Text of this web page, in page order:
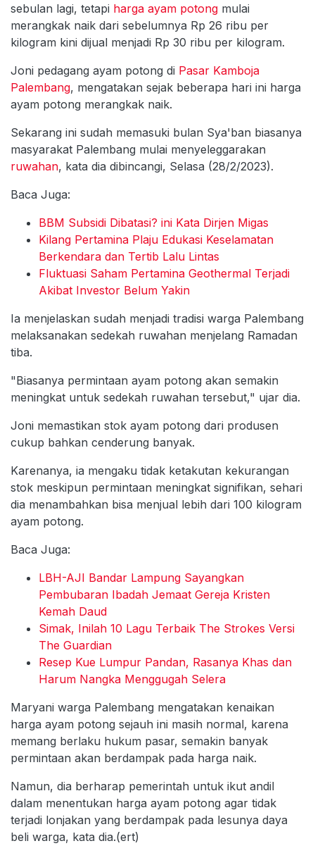
sebulan lagi, tetapi harga ayam potong mulai
merangkak naik dari sebelumnya Rp 26 ribu per
kilogram kini dijual menjadi Rp 30 ribu per kilogram.
Joni pedagang ayam potong di Pasar Kamboja
Palembang, mengatakan sejak beberapa hari ini harga
ayam potong merangkak naik.
Sekarang ini sudah memasuki bulan Sya'ban biasanya
masyarakat Palembang mulai menyeleggarakan
ruwahan, kata dia dibincangi, Selasa (28/2/2023).
Baca Juga:
BBM Subsidi Dibatasi? ini Kata Dirjen Migas
Kilang Pertamina Plaju Edukasi Keselamatan
Berkendara dan Tertib Lalu Lintas
Fluktuasi Saham Pertamina Geothermal Terjadi
Akibat Investor Belum Yakin
Ia menjelaskan sudah menjadi tradisi warga Palembang
melaksanakan sedekah ruwahan menjelang Ramadan
tiba.
"Biasanya permintaan ayam potong akan semakin
meningkat untuk sedekah ruwahan tersebut," ujar dia.
Joni memastikan stok ayam potong dari produsen
cukup bahkan cenderung banyak.
Karenanya, ia mengaku tidak ketakutan kekurangan
stok meskipun permintaan meningkat signifikan, sehari
dia menambahkan bisa menjual lebih dari 100 kilogram
ayam potong.
Baca Juga:
LBH-AJI Bandar Lampung Sayangkan
Pembubaran Ibadah Jemaat Gereja Kristen
Kemah Daud
Simak, Inilah 10 Lagu Terbaik The Strokes Versi
The Guardian
Resep Kue Lumpur Pandan, Rasanya Khas dan
Harum Nangka Menggugah Selera
Maryani warga Palembang mengatakan kenaikan
harga ayam potong sejauh ini masih normal, karena
memang berlaku hukum pasar, semakin banyak
permintaan akan berdampak pada harga naik.
Namun, dia berharap pemerintah untuk ikut andil
dalam menentukan harga ayam potong agar tidak
terjadi lonjakan yang berdampak pada lesunya daya
beli warga, kata dia.(ert)